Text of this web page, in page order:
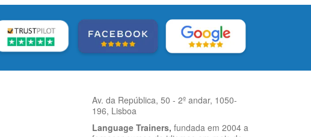
Av. da República, 50 - 2º andar, 1050-
196, Lisboa
Language Trainers, fundada em 2004 a